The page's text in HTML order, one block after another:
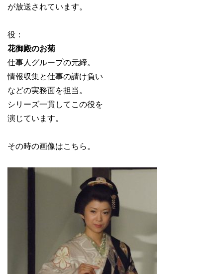
が放送されています。
役：
花御殿のお菊
仕事人グループの元締。
情報収集と仕事の請け負い
などの実務面を担当。
シリーズ一貫してこの役を
演じています。
その時の画像はこちら。